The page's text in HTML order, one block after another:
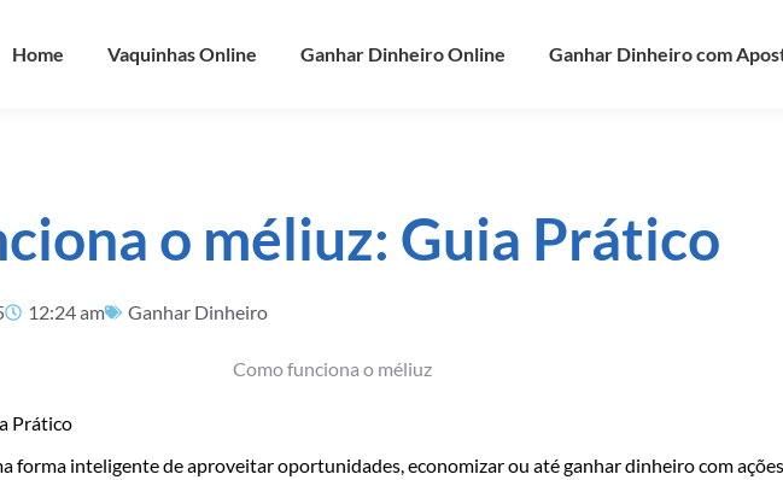
Home Vaquinhas Online Ganhar Dinheiro Online Ganhar Dinheiro com
o méliuz: Guia Prático
12:24 am Ganhar Dinheiro
Prático
forma inteligente de aproveitar oportunidades, economizar ou até ganhar dinheiro com